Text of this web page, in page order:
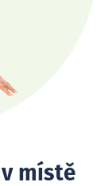
místě